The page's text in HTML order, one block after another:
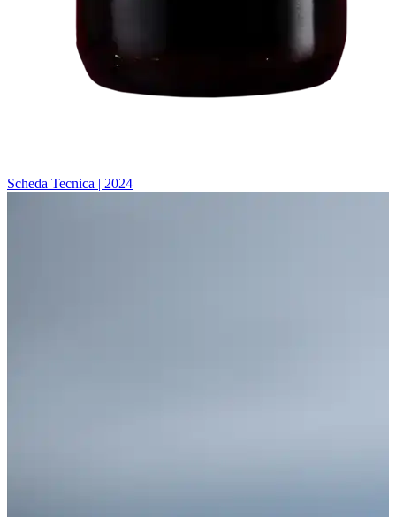
Scheda Tecnica | 2024